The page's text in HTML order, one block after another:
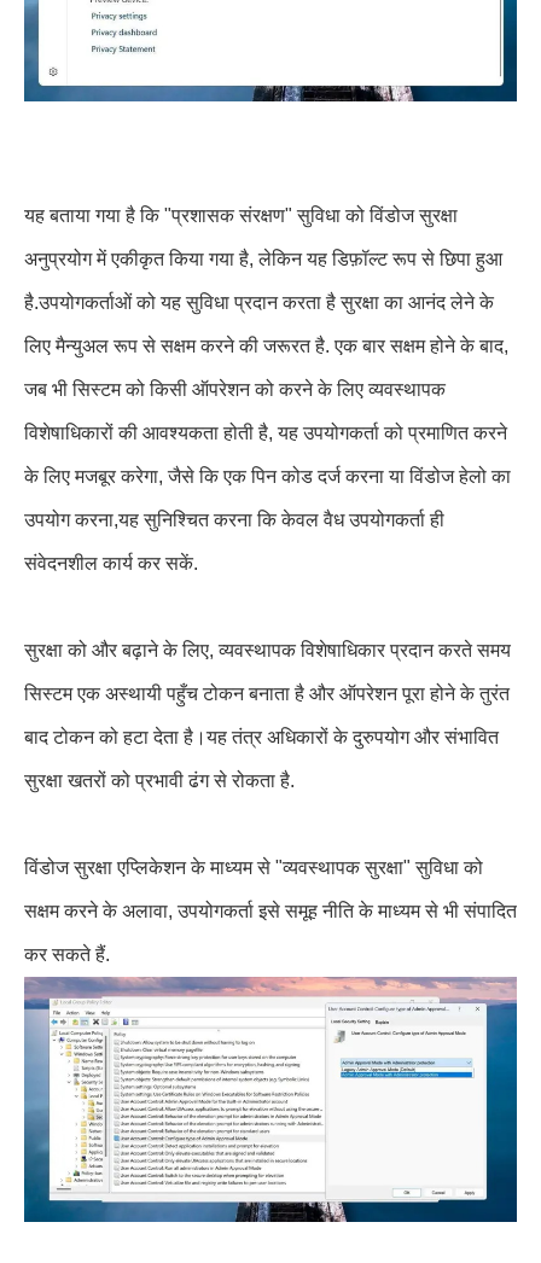
यह बताया गया है कि "प्रशासक संरक्षण" सुविधा को विंडोज सुरक्षा
अनुप्रयोग में एकीकृत किया गया है, लेकिन यह डिफ़ॉल्ट रूप से छिपा हुआ
है.उपयोगकर्ताओं को यह सुविधा प्रदान करता है सुरक्षा का आनंद लेने के
लिए मैन्युअल रूप से सक्षम करने की जरूरत है. एक बार सक्षम होने के बाद,
जब भी सिस्टम को किसी ऑपरेशन को करने के लिए व्यवस्थापक
विशेषाधिकारों की आवश्यकता होती है, यह उपयोगकर्ता को प्रमाणित करने
के लिए मजबूर करेगा, जैसे कि एक पिन कोड दर्ज करना या विंडोज हेलो का
उपयोग करना,यह सुनिश्चित करना कि केवल वैध उपयोगकर्ता ही
संवेदनशील कार्य कर सकें.
सुरक्षा को और बढ़ाने के लिए, व्यवस्थापक विशेषाधिकार प्रदान करते समय
सिस्टम एक अस्थायी पहुँच टोकन बनाता है और ऑपरेशन पूरा होने के तुरंत
बाद टोकन को हटा देता है।यह तंत्र अधिकारों के दुरुपयोग और संभावित
सुरक्षा खतरों को प्रभावी ढंग से रोकता है.
विंडोज सुरक्षा एप्लिकेशन के माध्यम से "व्यवस्थापक सुरक्षा" सुविधा को
सक्षम करने के अलावा, उपयोगकर्ता इसे समूह नीति के माध्यम से भी संपादित
कर सकते हैं.